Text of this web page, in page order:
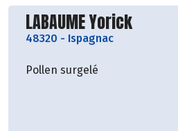
Découvrir le producteur
LABAUME Yorick
48320 - Ispagnac
Pollen surgelé